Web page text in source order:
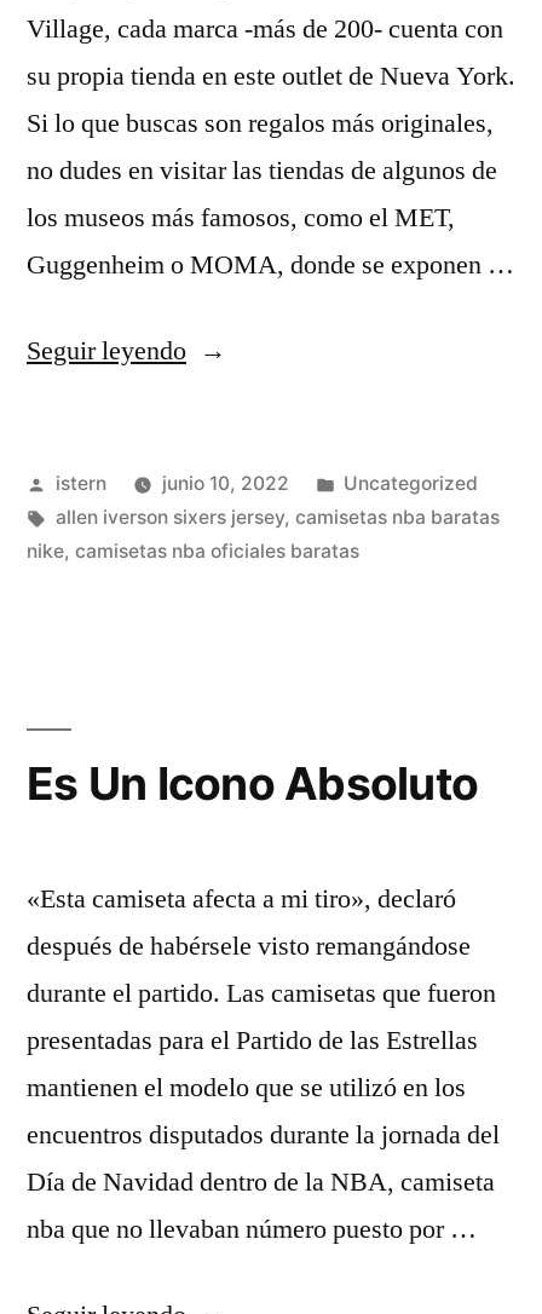
Village, cada marca -más de 200- cuenta con
su propia tienda en este outlet de Nueva York.
Si lo que buscas son regalos más originales,
no dudes en visitar las tiendas de algunos de
los museos más famosos, como el MET,
Guggenheim o MOMA, donde se exponen …
Seguir leyendo«Patrocinadores
De
30
Publicado
por
istern junio 10, 2022
Publicado
en
Uncategorized
Etiquetas:
allen iverson sixers jersey, camisetas nba baratas
nike, camisetas nba oficiales baratas
Es Un Icono Absoluto
«Esta camiseta afecta a mi tiro», declaró
después de habérsele visto remangándose
durante el partido. Las camisetas que fueron
presentadas para el Partido de las Estrellas
mantienen el modelo que se utilizó en los
encuentros disputados durante la jornada del
Día de Navidad dentro de la NBA, camiseta
nba que no llevaban número puesto por …